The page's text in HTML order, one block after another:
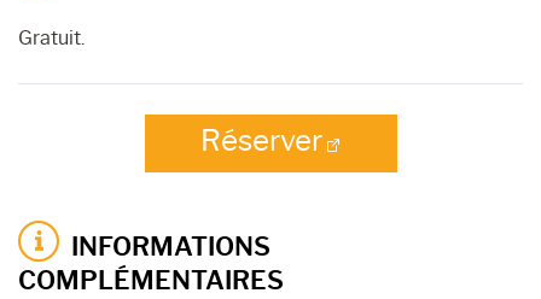
Gratuit.
Réserver
INFORMATIONS
COMPLÉMENTAIRES